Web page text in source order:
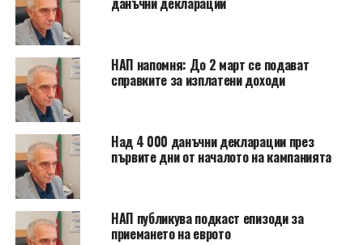
НАП напомня: До 2 март се подават
справките за изплатени доходи
Над 4 000 данъчни декларации през
първите дни от началото на кампанията
НАП публикува подкаст епизоди за
приемането на еврото